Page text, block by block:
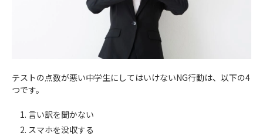
テストの点数が悪い中学生にしてはいけないNG行動は、以下の4
つです。
言い訳を聞かない
スマホを没収する